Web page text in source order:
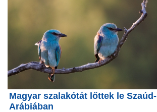
Magyar szalakótát lőttek le Szaúd-
Arábiában